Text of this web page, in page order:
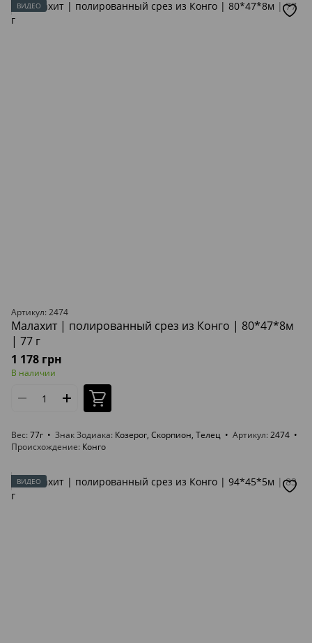
ВИДЕО
Артикул: 2474
Малахит | полированный срез из Конго | 80*47*8м
| 77 г
1 178 грн
В наличии
Вес 77г Знак Зодиака Козерог, Скорпион, Телец Артикул 2474
Происхождение Конго
ВИДЕО